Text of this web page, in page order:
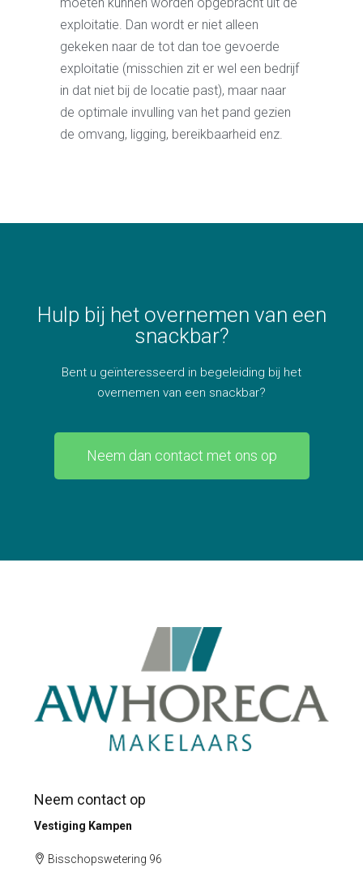
exploitatie. Dan wordt er niet alleen
gekeken naar de tot dan toe gevoerde
exploitatie (misschien zit er wel een bedrijf
in dat niet bij de locatie past), maar naar
de optimale invulling van het pand gezien
de omvang, ligging, bereikbaarheid enz.
Hulp bij het overnemen van een
snackbar?
Bent u geïnteresseerd in begeleiding bij het
overnemen van een snackbar?
Neem dan contact met ons op
Neem contact op
Vestiging Kampen
Bisschopswetering 96